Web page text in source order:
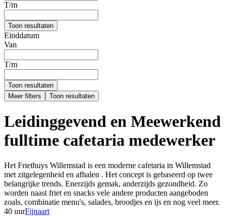
T/m
Toon resultaten
Einddatum
Van
T/m
Toon resultaten
Meer filters
Toon resultaten
Leidinggevend en Meewerkend
fulltime cafetaria medewerker
Het Friethuys Willemstad is een moderne cafetaria in Willemstad
met zitgelegenheid en afhalen . Het concept is gebaseerd op twee
belangrijke trends. Enerzijds gemak, anderzijds gezondheid. Zo
worden naast friet en snacks vele andere producten aangeboden
zoals, combinatie menu's, salades, broodjes en ijs en nog veel meer.
40 uurFijnaart